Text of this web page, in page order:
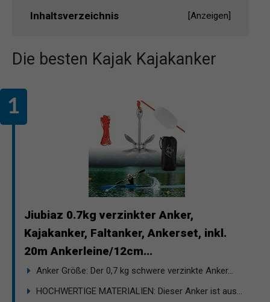
Inhaltsverzeichnis [Anzeigen]
Die besten Kajak Kajakanker
Jiubiaz 0.7kg verzinkter Anker,
Kajakanker, Faltanker, Ankerset, inkl.
20m Ankerleine/12cm...
Anker Größe: Der 0,7 kg schwere verzinkte Anker...
HOCHWERTIGE MATERIALIEN: Dieser Anker ist aus...